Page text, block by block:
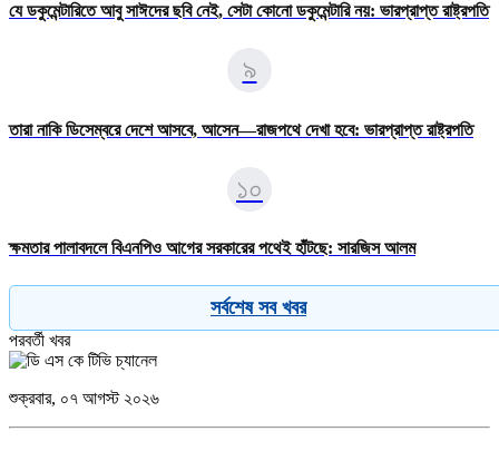
যে ডকুমেন্টারিতে আবু সাঈদের ছবি নেই, সেটা কোনো ডকুমেন্টারি নয়: ভারপ্রাপ্ত রাষ্ট্রপতি
৯
তারা নাকি ডিসেম্বরে দেশে আসবে, আসেন—রাজপথে দেখা হবে: ভারপ্রাপ্ত রাষ্ট্রপতি
১০
ক্ষমতার পালাবদলে বিএনপিও আগের সরকারের পথেই হাঁটছে: সারজিস আলম
সর্বশেষ সব খবর
পরবর্তী খবর
শুক্রবার, ০৭ আগস্ট ২০২৬